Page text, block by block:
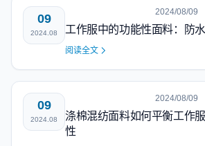
09
2024.08
2024/08/09
工作服中的功能性面料：防
阅读全文
09
2024.08
2024/08/09
涤棉混纺面料如何平衡工作
性